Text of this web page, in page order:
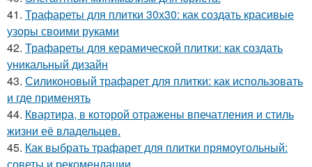
41. Трафареты для плитки 30х30: как создать красивые
узоры своими руками
42. Трафареты для керамической плитки: как создать
уникальный дизайн
43. Силиконовый трафарет для плитки: как использовать
и где применять
44. Квартира, в которой отражены впечатления и стиль
жизни её владельцев.
45. Как выбрать трафарет для плитки прямоугольный: